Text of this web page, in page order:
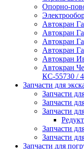
Опорно-
Автокран
Автокран
Автокран
Автокран
Автокран
Автокран
КС-55730 /
Запчасти для
Запчасти
Запчасти
Запчасти
Запчасти
Запчасти
Запчасти для